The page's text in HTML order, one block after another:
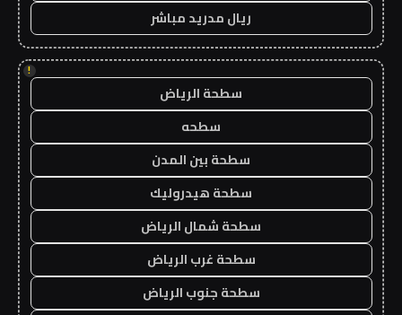
ريال مدريد مباشر
!
سطحة الرياض
سطحه
سطحة بين المدن
سطحة هيدروليك
سطحة شمال الرياض
سطحة غرب الرياض
سطحة جنوب الرياض